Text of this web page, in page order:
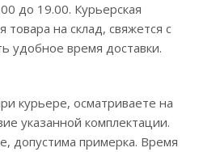
до 19.00. Курьерская
товара на склад, свяжется с
удобное время доставки.
курьере, осматриваете на
указанной комплектации.
допустима примерка. Время